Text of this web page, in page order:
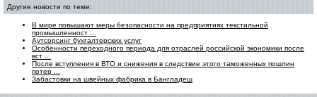
Другие новости по теме:
В мире повышают меры безопасности на предприятиях текстильной
промышленност ...
Аутсорсинг бухгалтерских услуг
Особенности переходного периода для отраслей российской экономики после
вст ...
После вступления в ВТО и снижения в следствие этого таможенных пошлин
потер ...
Забастовки на швейных фабрика в Бангладеш